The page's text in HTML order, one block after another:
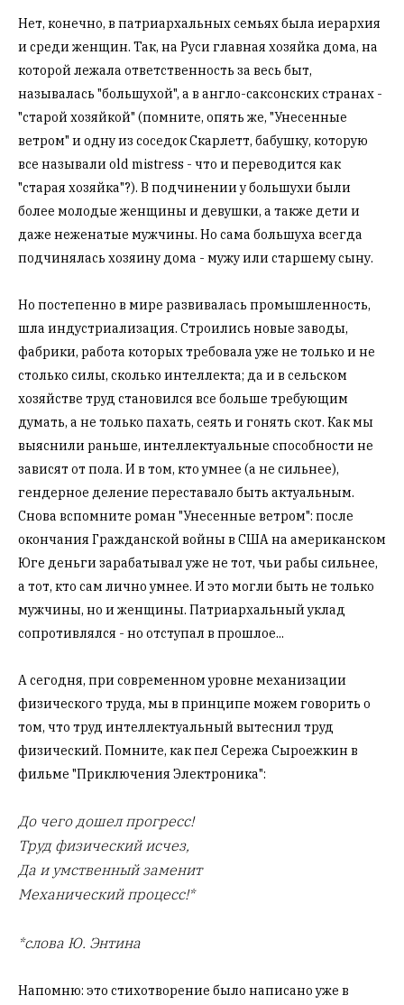
Нет, конечно, в патриархальных семьях была иерархия
и среди женщин. Так, на Руси главная хозяйка дома, на
которой лежала ответственность за весь быт,
называлась "большухой", а в англо-саксонских странах -
"старой хозяйкой" (помните, опять же, "Унесенные
ветром" и одну из соседок Скарлетт, бабушку, которую
все называли old mistress - что и переводится как
"старая хозяйка"?). В подчинении у большухи были
более молодые женщины и девушки, а также дети и
даже неженатые мужчины. Но сама большуха всегда
подчинялась хозяину дома - мужу или старшему сыну.
Но постепенно в мире развивалась промышленность,
шла индустриализация. Строились новые заводы,
фабрики, работа которых требовала уже не только и не
столько силы, сколько интеллекта; да и в сельском
хозяйстве труд становился все больше требующим
думать, а не только пахать, сеять и гонять скот. Как мы
выяснили раньше, интеллектуальные способности не
зависят от пола. И в том, кто умнее (а не сильнее),
гендерное деление переставало быть актуальным.
Снова вспомните роман "Унесенные ветром": после
окончания Гражданской войны в США на американском
Юге деньги зарабатывал уже не тот, чьи рабы сильнее,
а тот, кто сам лично умнее. И это могли быть не только
мужчины, но и женщины. Патриархальный уклад
сопротивлялся - но отступал в прошлое...
А сегодня, при современном уровне механизации
физического труда, мы в принципе можем говорить о
том, что труд интеллектуальный вытеснил труд
физический. Помните, как пел Сережа Сыроежкин в
фильме "Приключения Электроника":
До чего дошел прогресс!
Труд физический исчез,
Да и умственный заменит
Механический процесс!*
*слова Ю. Энтина
Напомню: это стихотворение было написано уже в